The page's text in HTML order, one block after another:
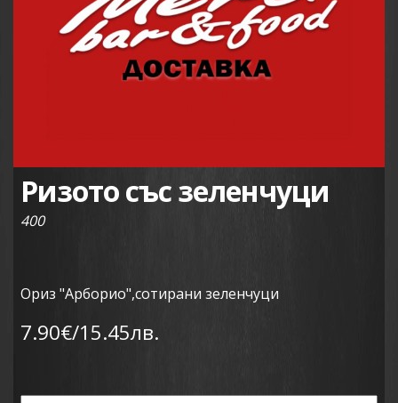
Ризото със зеленчуци
400
Ориз "Арборио",сотирани зеленчуци
7.90€/15.45лв.